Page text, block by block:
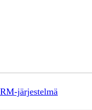
järjestelmä